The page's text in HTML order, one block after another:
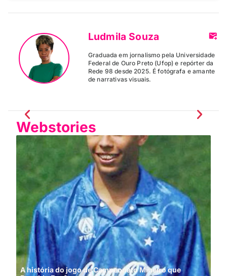
Ludmila Souza
Graduada em jornalismo pela Universidade
Federal de Ouro Preto (Ufop) e repórter da
Rede 98 desde 2025. É fotógrafa e amante
de narrativas visuais.
Webstories
A história do jogo de Campeonato Mineiro que